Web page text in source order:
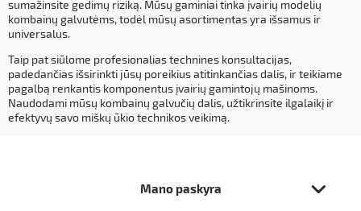
sumažinsite gedimų riziką. Mūsų gaminiai tinka įvairių modelių
kombainų galvutėms, todėl mūsų asortimentas yra išsamus ir
universalus.
Taip pat siūlome profesionalias technines konsultacijas,
padedančias išsirinkti jūsų poreikius atitinkančias dalis, ir teikiame
pagalbą renkantis komponentus įvairių gamintojų mašinoms.
Naudodami mūsų kombainų galvučių dalis, užtikrinsite ilgalaikį ir
efektyvų savo miškų ūkio technikos veikimą.
Mano paskyra